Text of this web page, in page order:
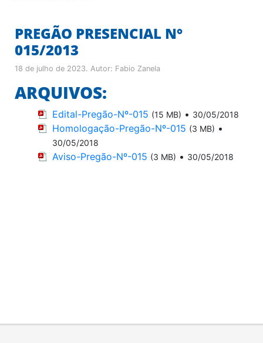
PREGÃO PRESENCIAL N°
015/2013
18 de julho de 2023. Autor: Fabio Zanela
ARQUIVOS:
Edital-Pregão-Nº-015 (15 MB) • 30/05/2018
Homologação-Pregão-Nº-015 (3 MB) •
30/05/2018
Aviso-Pregão-Nº-015 (3 MB) • 30/05/2018